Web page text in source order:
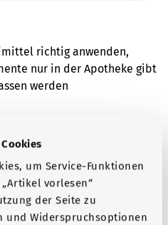
um Service-Funktionen
vorlesen“
der Seite zu
und Widerspruchsoptionen
richtig anwenden,
nur in der Apotheke gibt
werden